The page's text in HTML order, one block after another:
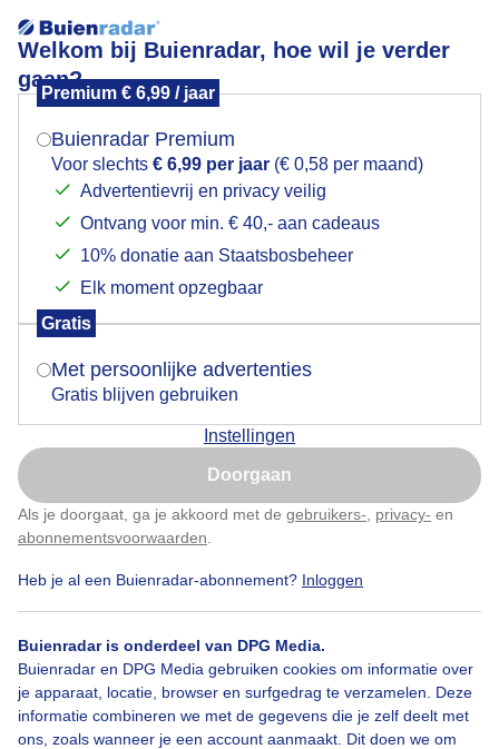
Welkom bij Buienradar, hoe wil je verder
gaan?
Premium € 6,99 / jaar
Buienradar Premium
Voor slechts € 6,99 per jaar (€ 0,58 per maand)
Advertentievrij en privacy veilig
Ontvang voor min. € 40,- aan cadeaus
10% donatie aan Staatsbosbeheer
Elk moment opzegbaar
Gratis
Met persoonlijke advertenties
Gratis blijven gebruiken
Instellingen
Doorgaan
Als je doorgaat, ga je akkoord met de gebruikers- privacy- en
abonnementsvoorwaarden
Heb je al een Buienradar-abonnement? Inloggen
Buienradar is onderdeel van DPG Media.
Buienradar en DPG Media gebruiken cookies om informatie over
je apparaat, locatie, browser en surfgedrag te verzamelen. Deze
informatie combineren we met de gegevens die je zelf deelt met
ons, zoals wanneer je een account aanmaakt. Dit doen we om
December
Mogen we je locatie gebruiken voor het
Indien je hier nog geen akkoord op hebt gegeven,
verschijnt er zo een pop-up uit je browser waarin
Is goed, toon de popup
Nu niet, misschien later
Klik hierom dit aan te passen